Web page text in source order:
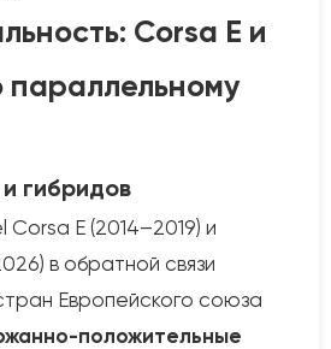
Corsa E и
параллельному
гибридов
E (2014–2019) и
в обратной связи
Европейского союза
положительные